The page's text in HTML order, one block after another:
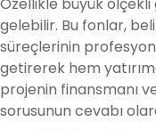
gelebilir. Bu fonlar,
süreçlerinin
getirerek hem
projenin finansmanı
sorusunun cevabı